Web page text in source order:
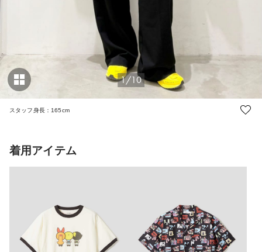
1/10
スタッフ身長：165cm
着用アイテム